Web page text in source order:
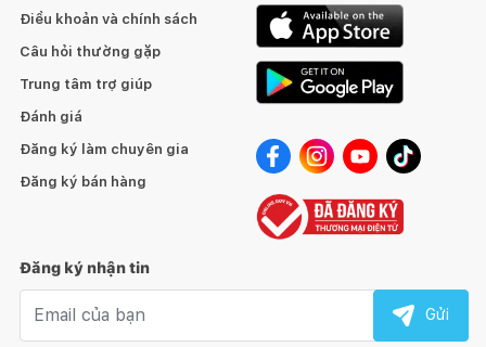
Điều khoản và chính sách
Câu hỏi thường gặp
Trung tâm trợ giúp
Đánh giá
Đăng ký làm chuyên gia
Đăng ký bán hàng
Đăng ký nhận tin
Gửi